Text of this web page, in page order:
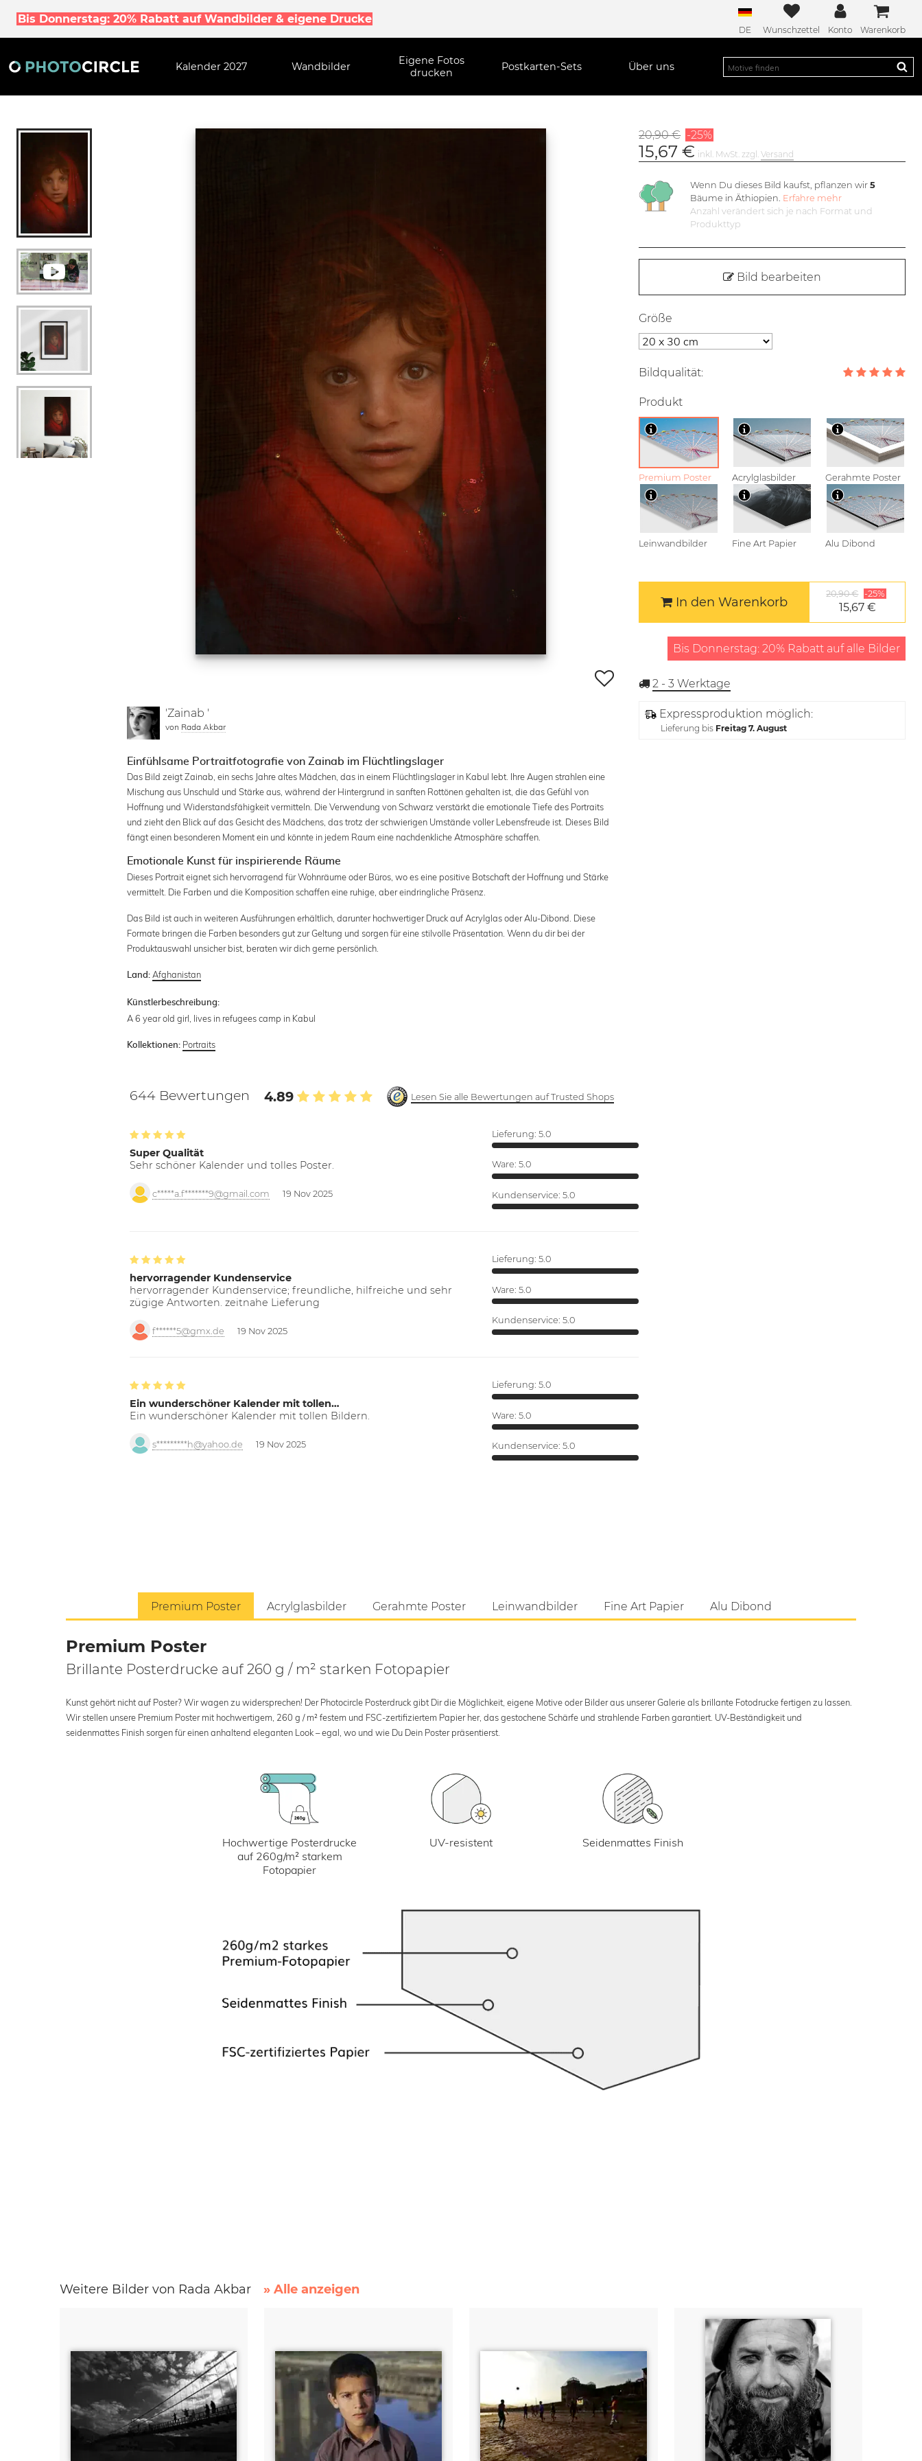
Bis Donnerstag: 20% Rabatt auf Wandbilder & eigene Drucke
DE Wunschzettel Konto Warenkorb
Kalender 2027 Wandbilder
Eigene Fotos
drucken
Postkarten-Sets Über uns
'Zainab '
von Rada Akbar
Einfühlsame Portraitfotografie von Zainab im Flüchtlingslager
Das Bild zeigt Zainab, ein sechs Jahre altes Mädchen, das in einem Flüchtlingslager in Kabul lebt. Ihre Augen strahlen eine
Mischung aus Unschuld und Stärke aus, während der Hintergrund in sanften Rottönen gehalten ist, die das Gefühl von
Hoffnung und Widerstandsfähigkeit vermitteln. Die Verwendung von Schwarz verstärkt die emotionale Tiefe des Portraits
und zieht den Blick auf das Gesicht des Mädchens, das trotz der schwierigen Umstände voller Lebensfreude ist. Dieses Bild
fängt einen besonderen Moment ein und könnte in jedem Raum eine nachdenkliche Atmosphäre schaffen.
Emotionale Kunst für inspirierende Räume
Dieses Portrait eignet sich hervorragend für Wohnräume oder Büros, wo es eine positive Botschaft der Hoffnung und Stärke
vermittelt. Die Farben und die Komposition schaffen eine ruhige, aber eindringliche Präsenz.
Das Bild ist auch in weiteren Ausführungen erhältlich, darunter hochwertiger Druck auf Acrylglas oder Alu-Dibond. Diese
Formate bringen die Farben besonders gut zur Geltung und sorgen für eine stilvolle Präsentation. Wenn du dir bei der
Produktauswahl unsicher bist, beraten wir dich gerne persönlich.
Land: Afghanistan
Künstlerbeschreibung:
A 6 year old girl, lives in refugees camp in Kabul
Kollektionen: Portraits
644 Bewertungen 4.89 Lesen Sie alle Bewertungen auf Trusted Shops
Super Qualität
Sehr schöner Kalender und tolles Poster.
c*****a.f*******9@gmail.com 19 Nov 2025
Lieferung: 5.0
Ware: 5.0
Kundenservice: 5.0
hervorragender Kundenservice
hervorragender Kundenservice; freundliche, hilfreiche und sehr
zügige Antworten. zeitnahe Lieferung
f******5@gmx.de 19 Nov 2025
Lieferung: 5.0
Ware: 5.0
Kundenservice: 5.0
Ein wunderschöner Kalender mit tollen…
Ein wunderschöner Kalender mit tollen Bildern.
s*********h@yahoo.de 19 Nov 2025
Lieferung: 5.0
Ware: 5.0
Kundenservice: 5.0
20,90 € -25%
15,67 € inkl. MwSt. zzgl.Versand
Wenn Du dieses Bild kaufst, pflanzen wir5
Bäume in Äthiopien. Erfahre mehr
Anzahl verändert sich je nach Format und
Produkttyp
Bild bearbeiten
Größe
Bildqualität:
Produkt
Premium Poster Acrylglasbilder Gerahmte Poster
Leinwandbilder Fine Art Papier Alu Dibond
In den Warenkorb
20,90 € -25%
15,67 €
Bis Donnerstag: 20% Rabatt auf alle Bilder
2 - 3 Werktage
Expressproduktion möglich:
Lieferung bis Freitag 7. August
Premium Poster Acrylglasbilder Gerahmte Poster Leinwandbilder Fine Art Papier Alu Dibond
Premium Poster
Brillante Posterdrucke auf 260 g / m² starken Fotopapier
Kunst gehört nicht auf Poster? Wir wagen zu widersprechen! Der Photocircle Posterdruck gibt Dir die Möglichkeit, eigene Motive oder Bilder aus unserer Galerie als brillante Fotodrucke fertigen zu lassen.
Wir stellen unsere Premium Poster mit hochwertigem, 260 g / m² festem und FSC-zertifiziertem Papier her, das gestochene Schärfe und strahlende Farben garantiert. UV-Beständigkeit und
seidenmattes Finish sorgen für einen anhaltend eleganten Look – egal, wo und wie Du Dein Poster präsentierst.
Hochwertige Posterdrucke
auf 260g/m² starkem
Fotopapier
UV-resistent Seidenmattes Finish
Weitere Bilder von Rada Akbar » Alle anzeigen